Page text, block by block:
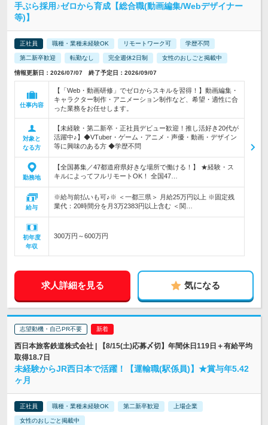
手ぶら採用♪ゼロから育成【総合職(動画編集/Webデザイナー
等)】
正社員 職種・業種未経験OK リモートワーク可 学歴不問
第二新卒歓迎 転勤なし 完全週休2日制 女性のおしごと掲載中
情報更新日：2026/07/07 終了予定日：2026/09/07
仕事内容
【「Web・動画研修」でゼロからスキルを習得！】動画編集・
キャラクター制作・アニメーション制作など、希望・適性に合
った業務をお任せします。
対象と
なる方
【未経験・第二新卒・正社員デビュー歓迎！推し活好き20代が
活躍中♪】◆VTuber・ゲーム・アニメ・声優・動画・デザイン
等に興味のある方 ◆学歴不問
勤務地
【全国募集／47都道府県好きな場所で働ける！】 ★経験・ス
キルによってフルリモートOK！ 全国47…
給与
※給与前払いも可♪※ ＜一都三県＞ 月給25万円以上 ※固定残
業代：20時間分を月3万2383円以上含む ＜関…
初年度
年収
300万円～600万円
求人詳細を見る 気になる
志望動機・自己PR不要
西日本旅客鉄道株式会社 | 【8/15(土)応募〆切】年間休日119日＋有給平均
取得18.7日
未経験からJR西日本で活躍！【運輸職(駅係員)】★賞与年5.42
ヶ月
正社員 職種・業種未経験OK 第二新卒歓迎 上場企業
女性のおしごと掲載中